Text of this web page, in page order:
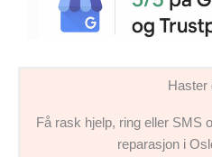
Haster
Få rask hjelp, ring eller SMS
reparasjon i